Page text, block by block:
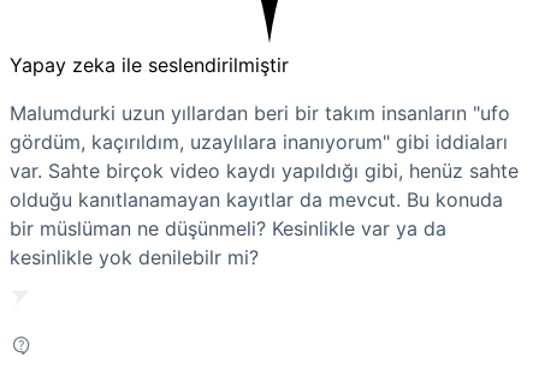
Yapay zeka ile seslendirilmiştir
Malumdurki uzun yıllardan beri bir takım insanların "ufo
gördüm, kaçırıldım, uzaylılara inanıyorum" gibi iddiaları
var. Sahte birçok video kaydı yapıldığı gibi, henüz sahte
olduğu kanıtlanamayan kayıtlar da mevcut. Bu konuda
bir müslüman ne düşünmeli? Kesinlikle var ya da
kesinlikle yok denilebilr mi?